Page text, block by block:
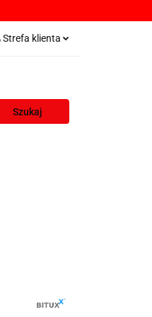
Strefa klienta
Zarejestruj się
Dodaj zgłoszenie